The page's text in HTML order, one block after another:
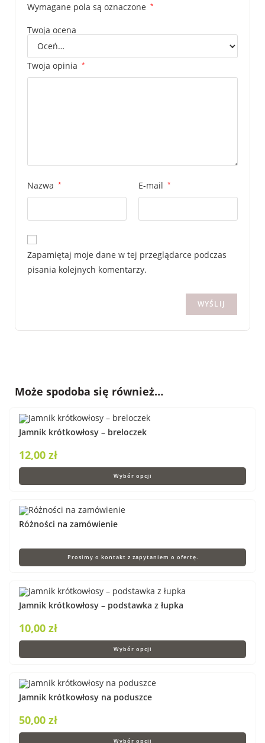
Wymagane pola są oznaczone *
Twoja ocena
Twoja opinia *
Nazwa * E-mail *
Zapamiętaj moje dane w tej przeglądarce podczas
pisania kolejnych komentarzy.
Może spodoba się również…
Jamnik krótkowłosy – breloczek
12,00zł
Wybór opcji
Różności na zamówienie
Prosimy o kontakt z zapytaniem o ofertę.
Jamnik krótkowłosy – podstawka z łupka
10,00zł
Wybór opcji
Jamnik krótkowłosy na poduszce
50,00zł
Wybór opcji